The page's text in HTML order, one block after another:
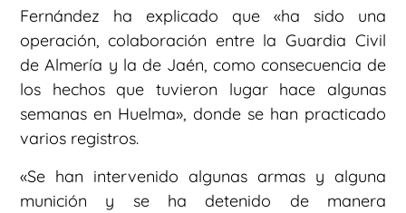
Fernández ha explicado que «ha sido una
operación, colaboración entre la Guardia Civil
de Almería y la de Jaén, como consecuencia de
los hechos que tuvieron lugar hace algunas
semanas en Huelma», donde se han practicado
varios registros.
«Se han intervenido algunas armas y alguna
munición y se ha detenido de manera